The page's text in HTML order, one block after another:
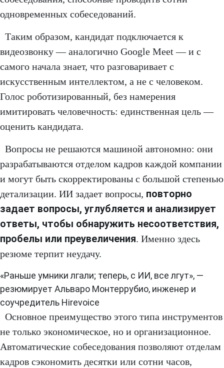
одновременных собеседований.
Таким образом, кандидат подключается к
видеозвонку — аналогично Google Meet — и с
самого начала знает, что разговаривает с
искусственным интеллектом, а не с человеком.
Голос роботизированный, без намерения
имитировать человечность: единственная цель —
оценить кандидата.
Вопросы не решаются машиной автономно: они
разрабатываются отделом кадров каждой компании
и могут быть скорректированы с большой степенью
детализации. ИИ задает вопросы, повторно
задает вопросы, углубляется и анализирует
ответы, чтобы обнаружить несоответствия,
пробелы или преувеличения. Именно здесь
резюме терпит неудачу.
«Раньше умники лгали; теперь, с ИИ, все лгут», —
резюмирует Альваро Монтеррубио, инженер и
соучредитель Hirevoice
Основное преимущество этого типа инструментов
не только экономическое, но и организационное.
Автоматические собеседования позволяют отделам
кадров сэкономить десятки или сотни часов,